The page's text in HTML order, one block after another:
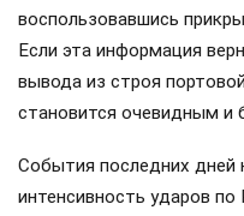
воспользовавшись
Если эта информация
вывода из строя
становится очевидным и
События последних дней
интенсивность ударов